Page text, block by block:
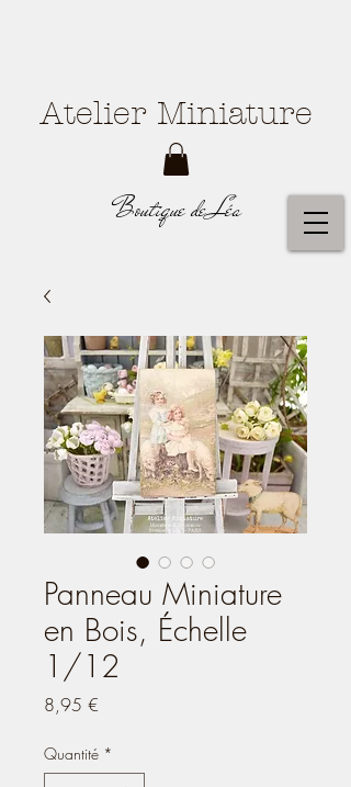
Boutique de Léa
Atelier Miniature
Panneau Miniature
en Bois, Échelle
1/12
8,95 €
Quantité *